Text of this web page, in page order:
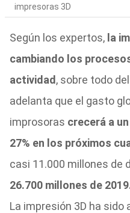
impresoras 3D
Según los expertos, la
cambiando los
actividad , sobre todo
adelanta que el gasto
improsoras crecerá a
27% en los próximos
casi 11.000 millones de
26.700 millones de
La impresión 3D ha